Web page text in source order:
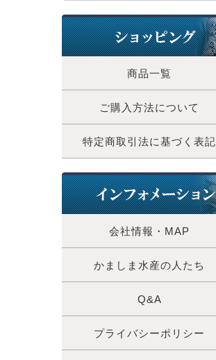
商品一覧
ご購入方法について
特定商取引法に基づく表記
会社情報・MAP
かましま水産の人たち
Q&A
プライバシーポリシー